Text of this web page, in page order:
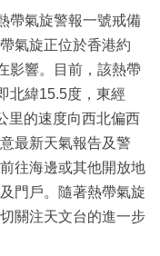
帶氣旋警報一號戒備
氣旋正位於香港約
影響。目前，該熱帶
北緯15.5度，東經
里的速度向西北偏西
最新天氣報告及警
往海邊或其他開放地
門戶。隨著熱帶氣旋
關注天文台的進一步